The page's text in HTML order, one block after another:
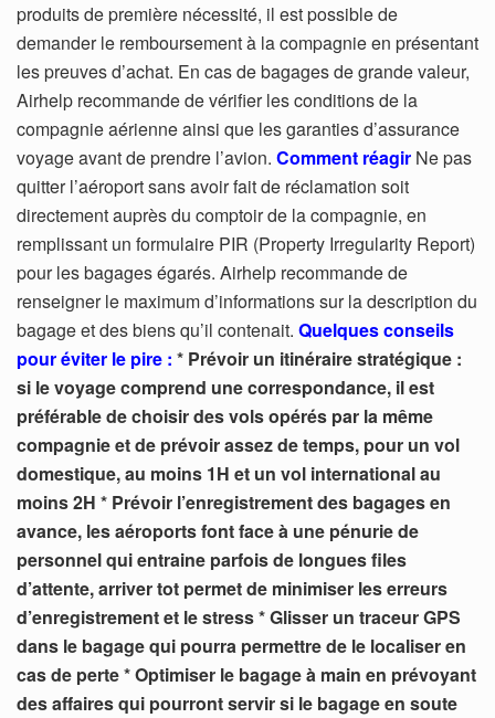
produits de première nécessité, il est possible de
demander le remboursement à la compagnie en présentant
les preuves d’achat. En cas de bagages de grande valeur,
Airhelp recommande de vérifier les conditions de la
compagnie aérienne ainsi que les garanties d’assurance
voyage avant de prendre l’avion. Comment réagir Ne pas
quitter l’aéroport sans avoir fait de réclamation soit
directement auprès du comptoir de la compagnie, en
remplissant un formulaire PIR (Property Irregularity Report)
pour les bagages égarés. Airhelp recommande de
renseigner le maximum d’informations sur la description du
bagage et des biens qu’il contenait. Quelques conseils
pour éviter le pire : * Prévoir un itinéraire stratégique :
si le voyage comprend une correspondance, il est
préférable de choisir des vols opérés par la même
compagnie et de prévoir assez de temps, pour un vol
domestique, au moins 1H et un vol international au
moins 2H * Prévoir l’enregistrement des bagages en
avance, les aéroports font face à une pénurie de
personnel qui entraine parfois de longues files
d’attente, arriver tot permet de minimiser les erreurs
d’enregistrement et le stress* Glisser un traceur GPS
dans le bagage qui pourra permettre de le localiser en
cas de perte* Optimiser le bagage à main en prévoyant
des affaires qui pourront servir si le bagage en soute